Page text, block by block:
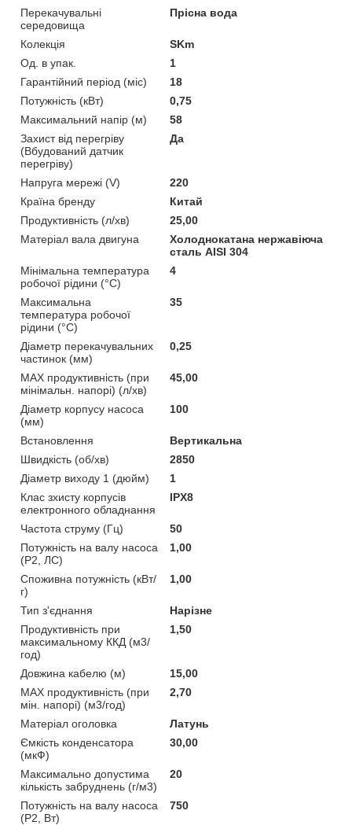
Перекачувальні
середовища
Прісна вода
Колекція
SKm
Од. в упак.
1
Гарантійний період (міс)
18
Потужність (кВт)
0,75
Максимальний напір (м)
58
Захист від перегріву
(Вбудований датчик
перегріву)
Да
Напруга мережі (V)
220
Країна бренду
Китай
Продуктивність (л/хв)
25,00
Матеріал вала двигуна
Холоднокатана нержавіюча
сталь AISI 304
Мінімальна температура
робочої рідини (°C)
4
Максимальна
температура робочої
рідини (°C)
35
Діаметр перекачувальних
частинок (мм)
0,25
MAX продуктивність (при
мінімальн. напорі) (л/хв)
45,00
Діаметр корпусу насоса
(мм)
100
Встановлення
Вертикальна
Швидкість (об/хв)
2850
Діаметр виходу 1 (дюйм)
1
Клас зхисту корпусів
електронного обладнання
IPX8
Частота струму (Гц)
50
Потужність на валу насоса
(P2, ЛС)
1,00
Споживна потужність (кВт/
г)
1,00
Тип з'єднання
Нарізне
Продуктивність при
максимальному ККД (м3/
год)
1,50
Довжина кабелю (м)
15,00
MAX продуктивність (при
мін. напорі) (м3/год)
2,70
Матеріал оголовка
Латунь
Ємкість конденсатора
(мкФ)
30,00
Максимально допустима
кількість забруднень (г/м3)
20
Потужність на валу насоса
(P2, Вт)
750